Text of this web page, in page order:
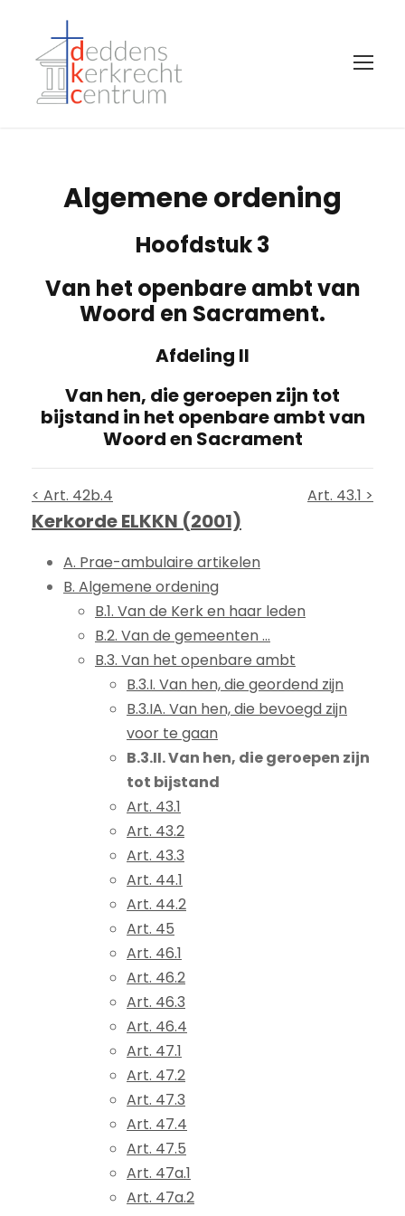
Algemene ordening
Hoofdstuk 3
Van het openbare ambt van
Woord en Sacrament.
Afdeling II
Van hen, die geroepen zijn tot
bijstand in het openbare ambt van
Woord en Sacrament
< Art. 42b.4 Art. 43.1 >
Kerkorde ELKKN (2001)
A. Prae-ambulaire artikelen
B. Algemene ordening
B.1. Van de Kerk en haar leden
B.2. Van de gemeenten ...
B.3. Van het openbare ambt
B.3.I. Van hen, die geordend zijn
B.3.IA. Van hen, die bevoegd zijn
voor te gaan
B.3.II. Van hen, die geroepen zijn
tot bijstand
Art. 43.1
Art. 43.2
Art. 43.3
Art. 44.1
Art. 44.2
Art. 45
Art. 46.1
Art. 46.2
Art. 46.3
Art. 46.4
Art. 47.1
Art. 47.2
Art. 47.3
Art. 47.4
Art. 47.5
Art. 47a.1
Art. 47a.2